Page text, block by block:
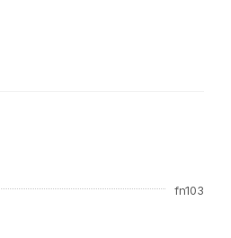
fn103